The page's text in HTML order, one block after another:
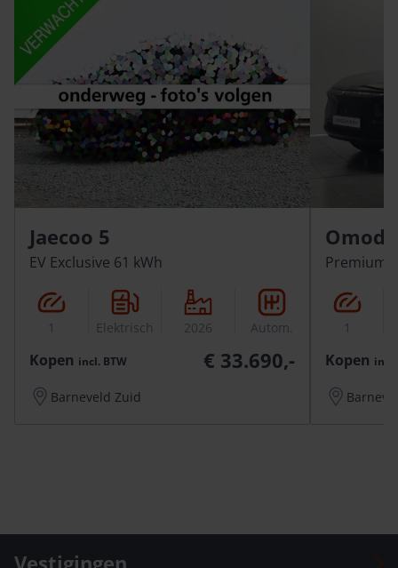
Jaecoo 5
EV Exclusive 61 kWh
1 Elektrisch 2026 Autom.
Kopen incl. BTW € 33.690,-
Barneveld Zuid
Premium
1
Kopen incl.
Vestigingen